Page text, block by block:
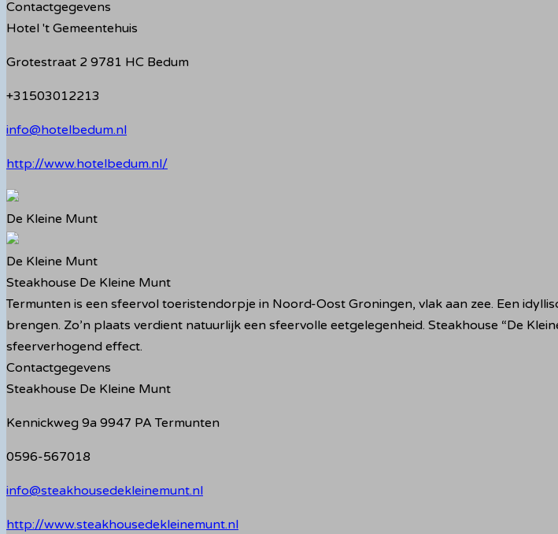
Contactgegevens
Hotel 't Gemeentehuis
Grotestraat 2 9781 HC Bedum
+31503012213
info@hotelbedum.nl
http://www.hotelbedum.nl/
De Kleine Munt
De Kleine Munt
Steakhouse De Kleine Munt
Termunten is een sfeervol toeristendorpje in Noord-Oost Groningen, vlak aan zee. Een
brengen. Zo’n plaats verdient natuurlijk een sfeervolle eetgelegenheid. Steakhouse “De
sfeerverhogend effect.
Contactgegevens
Steakhouse De Kleine Munt
Kennickweg 9a 9947 PA Termunten
0596-567018
info@steakhousedekleinemunt.nl
http://www.steakhousedekleinemunt.nl